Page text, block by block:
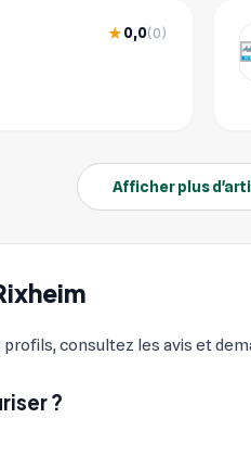
consultez les avis et
?
★0,0(0)
Afficher plus